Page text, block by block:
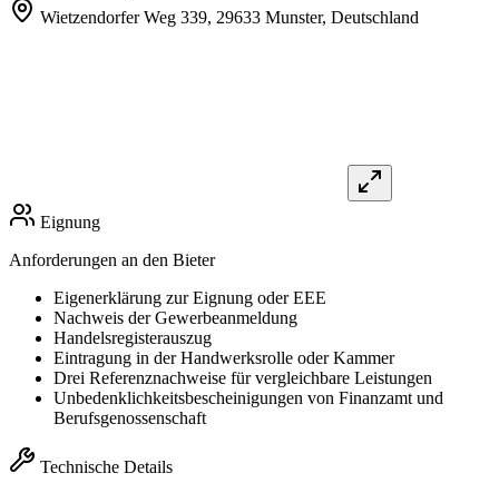
Wietzendorfer Weg 339, 29633 Munster, Deutschland
Eignung
Anforderungen an den Bieter
Eigenerklärung zur Eignung oder EEE
Nachweis der Gewerbeanmeldung
Handelsregisterauszug
Eintragung in der Handwerksrolle oder Kammer
Drei Referenznachweise für vergleichbare Leistungen
Unbedenklichkeitsbescheinigungen von Finanzamt und
Berufsgenossenschaft
Technische Details